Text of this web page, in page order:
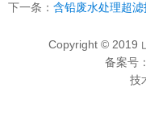
下一条： 含铅废水处理超滤
Copyright © 2019
备案号
技